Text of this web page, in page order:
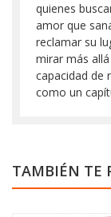
quienes
amor que
reclamar su
mirar más
capacidad de
como un
TAMBIÉN TE